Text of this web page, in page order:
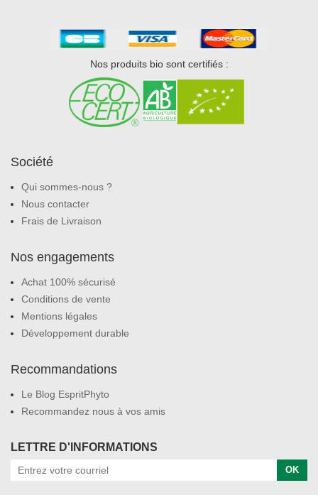
Nos produits bio sont certifiés :
Société
Qui sommes-nous ?
Nous contacter
Frais de Livraison
Nos engagements
Achat 100% sécurisé
Conditions de vente
Mentions légales
Développement durable
Recommandations
Le Blog EspritPhyto
Recommandez nous à vos amis
LETTRE D'INFORMATIONS
OK